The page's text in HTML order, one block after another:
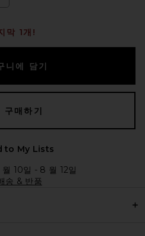
막 1개!
니에 담기
구매하기
to My Lists
10일 - 8 월 12일
송 & 반품